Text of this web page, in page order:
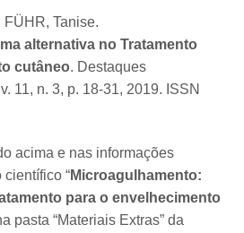
FÜHR, Tanise.
alternativa no Tratamento
cutâneo. Destaques
11, n. 3, p. 18-31, 2019. ISSN
acima e nas informações
“Microagulhamento:
para o envelhecimento
pasta “Materiais Extras” da